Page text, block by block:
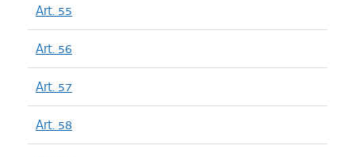
Art. 55
Art. 56
Art. 57
Art. 58